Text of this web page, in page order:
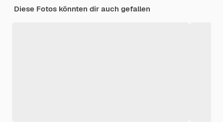
Diese Fotos könnten dir auch gefallen